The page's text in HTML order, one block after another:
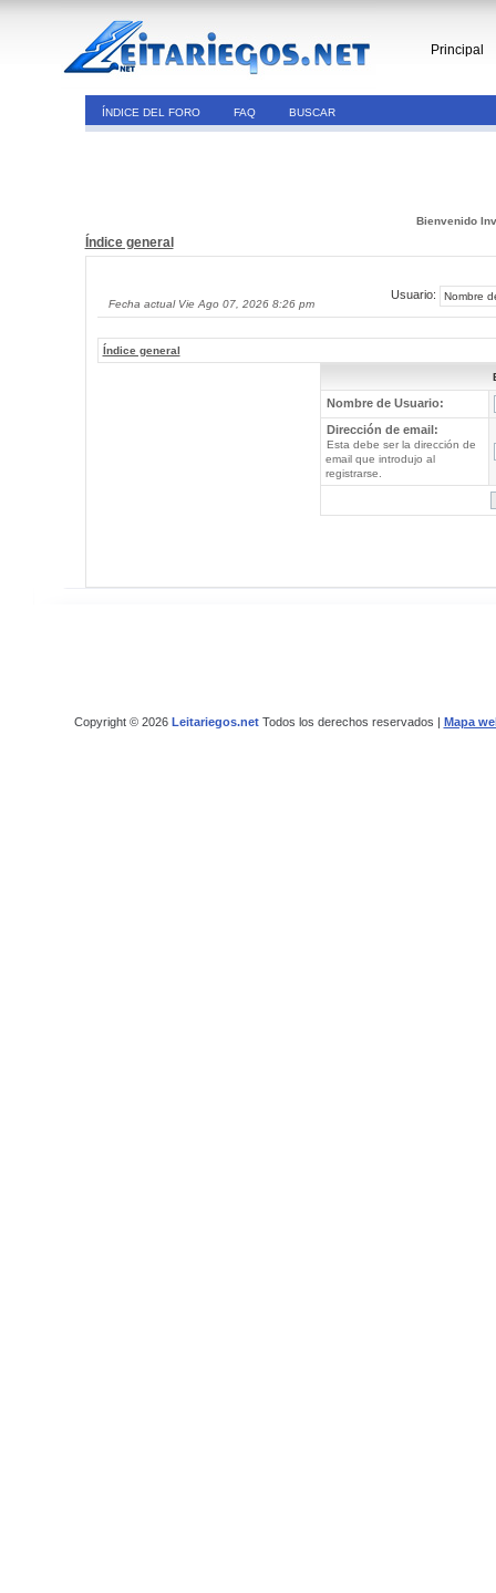
Principal
ÍNDICE DEL FORO FAQ BUSCAR
Bienvenido
Índice general
Fecha actual Vie Ago 07, 2026 8:26 pm
Usuario:
Índice general
Nombre de Usuario:
Dirección de email:
Esta debe ser la dirección de
email que introdujo al
registrarse.
Copyright © 2026 Leitariegos.netTodos los derechos reservados | Mapa